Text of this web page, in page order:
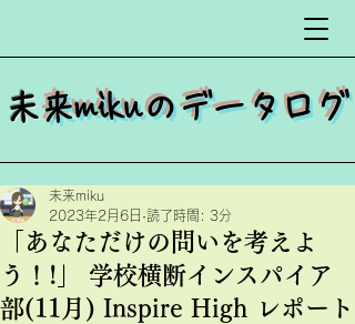
​未来mikuのデータログ
「あなただけの問いを考えよ
う！!」 学校横断インスパイア
部(11月) Inspire High レポート
未来miku
2023年2月6日 読了時間: 3分